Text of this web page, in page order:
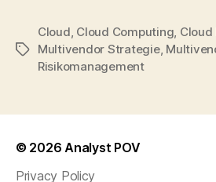
Tags
Cloud Cloud Computing
Multivendor Strategie,
Risikomanagement
© 2026 Analyst POV
Privacy Policy